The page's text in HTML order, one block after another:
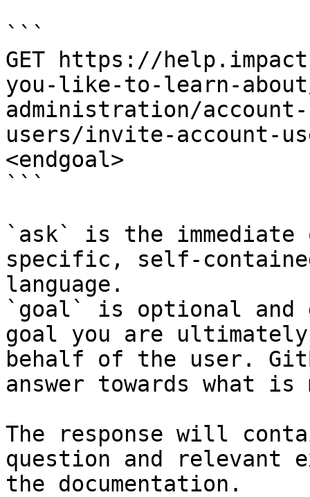
```
GET https://
you-like-to-learn-
administration/
users/invite-account-
<endgoal>
```
`ask` is the
specific, self-
language.
`goal` is optional and
goal you are
behalf of the user.
answer towards what
The response will
question and relevant
the documentation.